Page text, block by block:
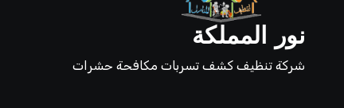
نور المملكة
شركة تنظيف كشف تسربات مكافحة حشرات